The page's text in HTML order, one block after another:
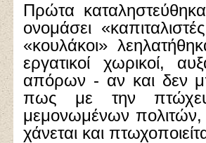
Πρώτα
ονομάσει
«κουλάκοι»
εργατικοί χωρικοί,
απόρων - αν και δεν
πως με την
μεμονωμένων πολιτών,
χάνεται και